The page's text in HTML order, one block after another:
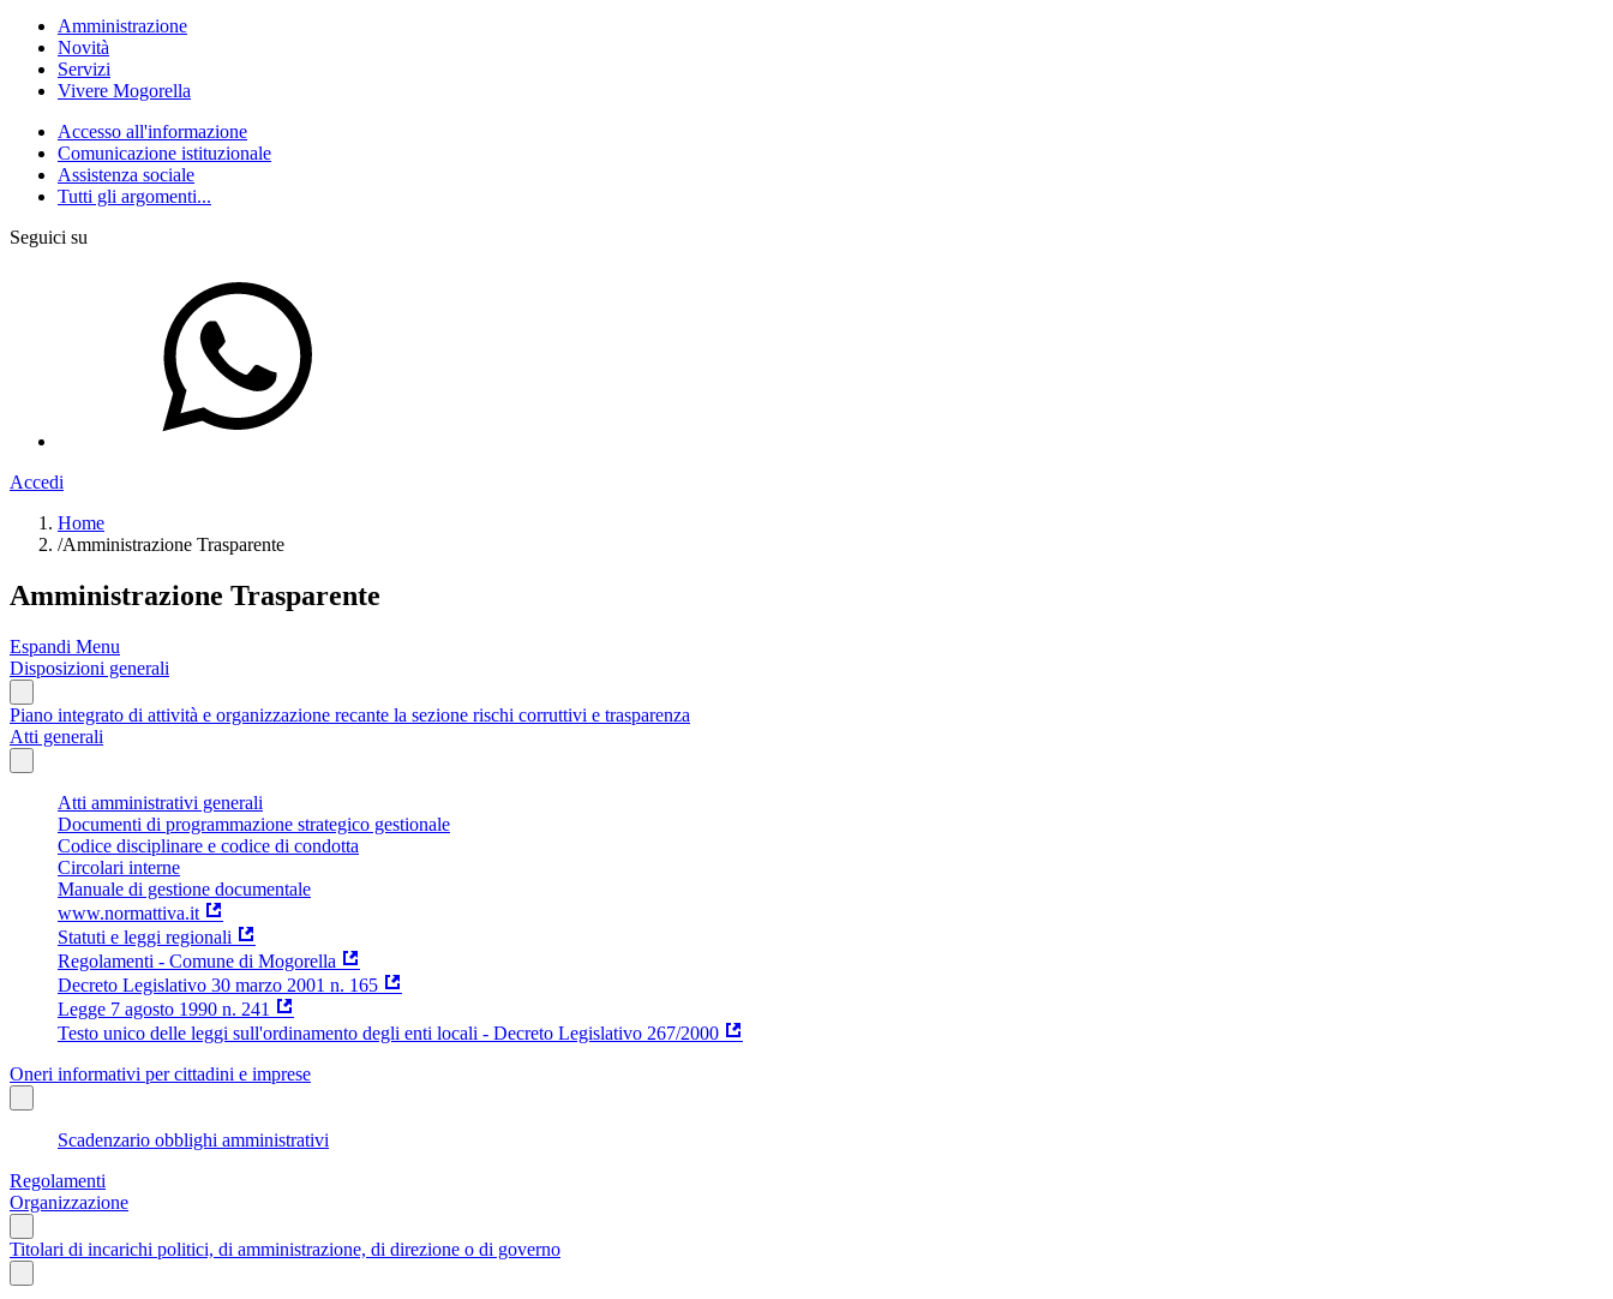
Amministrazione
Novità
Servizi
Vivere Mogorella
Accesso all'informazione
Comunicazione istituzionale
Assistenza sociale
Tutti gli argomenti...
Seguici su
Accedi
Home
/Amministrazione Trasparente
Amministrazione Trasparente
Espandi Menu
Disposizioni generali
Piano integrato di attività e organizzazione recante la sezione rischi corruttivi e trasparenza
Atti generali
Atti amministrativi generali
Documenti di programmazione strategico gestionale
Codice disciplinare e codice di condotta
Circolari interne
Manuale di gestione documentale
www.normattiva.it
Statuti e leggi regionali
Regolamenti - Comune di Mogorella
Decreto Legislativo 30 marzo 2001 n. 165
Legge 7 agosto 1990 n. 241
Testo unico delle leggi sull'ordinamento degli enti locali - Decreto Legislativo 267/2000
Oneri informativi per cittadini e imprese
Scadenzario obblighi amministrativi
Regolamenti
Organizzazione
Titolari di incarichi politici, di amministrazione, di direzione o di governo